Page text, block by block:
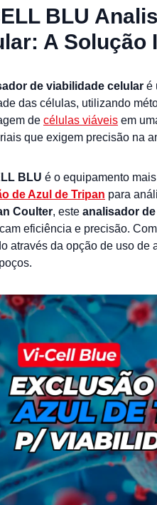
BLU
A Solução
de viabilidade celular é
das células, utilizando
de células viáveis em
que exigem precisão na
BLU é o equipamento
de Azul de Tripan para
Coulter, este analisador
eficiência e precisão.
através da opção de uso de